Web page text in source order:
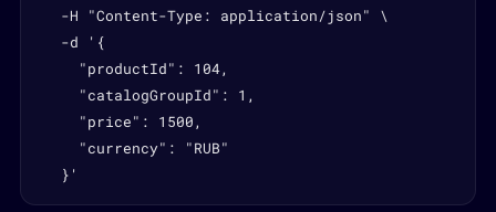
  -H "Content-Type: application/json" \
  -d '{
    "productId": 104,
    "catalogGroupId": 1,
    "price": 1500,
    "currency": "RUB"
  }'